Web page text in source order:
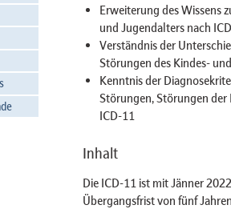
Erweiterung des Wissens
und Jugendalters nach
Verständnis der
Störungen des Kindes-
Kenntnis der
Störungen, Störungen
ICD-11
Inhalt
Die ICD-11 ist mit Jänner
Übergangsfrist von fünf